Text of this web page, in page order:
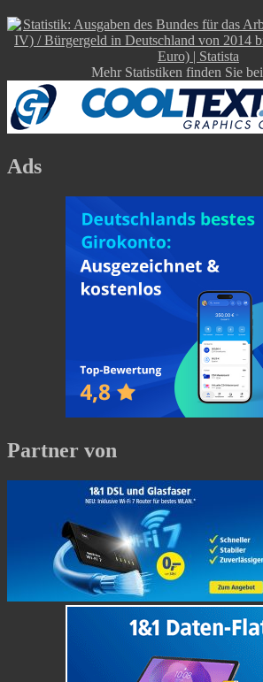
Mehr Statistiken finden Sie bei
Ads
Partner von